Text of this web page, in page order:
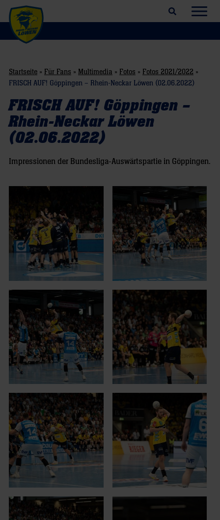
Suchfeld öffnen
Startseite » Für Fans » Multimedia » Fotos » Fotos 2021/2022 »
FRISCH AUF! Göppingen – Rhein-Neckar Löwen (02.06.2022)
FRISCH AUF! Göppingen –
Rhein-Neckar Löwen
(02.06.2022)
Impressionen der Bundesliga-Auswärtspartie in Göppingen.